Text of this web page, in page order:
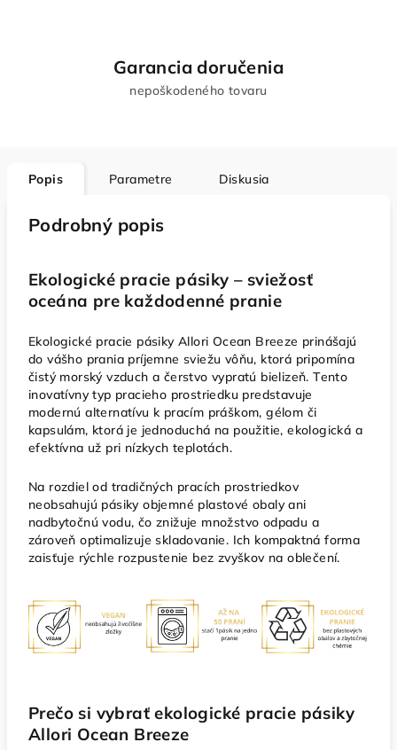
Garancia doručenia
nepoškodeného tovaru
Popis Parametre Diskusia
Podrobný popis
Ekologické pracie pásiky – sviežosť
oceána pre každodenné pranie
Ekologické pracie pásiky Allori Ocean Breeze prinášajú
do vášho prania príjemne sviežu vôňu, ktorá pripomína
čistý morský vzduch a čerstvo vypratú bielizeň. Tento
inovatívny typ pracieho prostriedku predstavuje
modernú alternatívu k pracím práškom, gélom či
kapsulám, ktorá je jednoduchá na použitie, ekologická a
efektívna už pri nízkych teplotách.
Na rozdiel od tradičných pracích prostriedkov
neobsahujú pásiky objemné plastové obaly ani
nadbytočnú vodu, čo znižuje množstvo odpadu a
zároveň optimalizuje skladovanie. Ich kompaktná forma
zaisťuje rýchle rozpustenie bez zvyškov na oblečení.
Prečo si vybrať ekologické pracie pásiky
Allori Ocean Breeze